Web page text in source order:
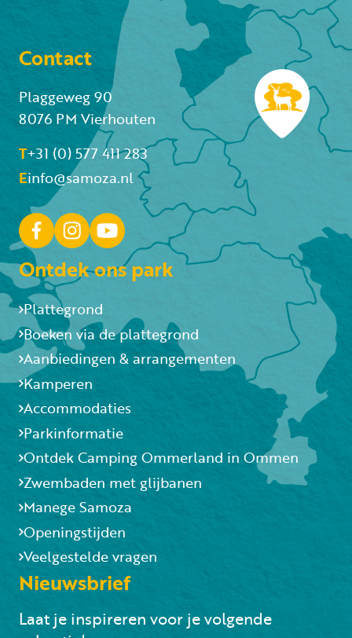
Contact
Plaggeweg 90
8076 PM Vierhouten
T+31 (0) 577 411 283
Einfo@samoza.nl
Ontdek ons park
Plattegrond
Boeken via de plattegrond
Aanbiedingen & arrangementen
Kamperen
Accommodaties
Parkinformatie
Ontdek Camping Ommerland in Ommen
Zwembaden met glijbanen
Manege Samoza
Openingstijden
Veelgestelde vragen
Nieuwsbrief
Laat je inspireren voor je volgende